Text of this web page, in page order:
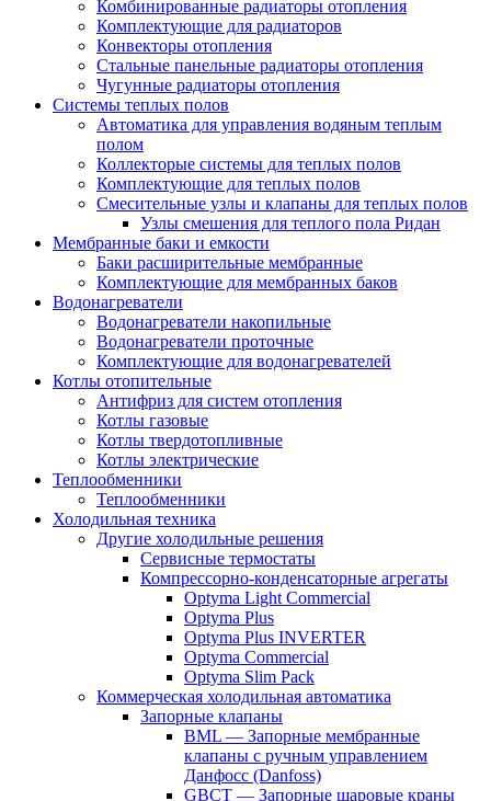
Комбинированные радиаторы отопления
Комплектующие для радиаторов
Конвекторы отопления
Стальные панельные радиаторы отопления
Чугунные радиаторы отопления
Системы теплых полов
Автоматика для управления водяным теплым
полом
Коллекторые системы для теплых полов
Комплектующие для теплых полов
Смесительные узлы и клапаны для теплых полов
Узлы смешения для теплого пола Ридан
Мембранные баки и емкости
Баки расширительные мембранные
Комплектующие для мембранных баков
Водонагреватели
Водонагреватели накопильные
Водонагреватели проточные
Комплектующие для водонагревателей
Котлы отопительные
Антифриз для систем отопления
Котлы газовые
Котлы твердотопливные
Котлы электрические
Теплообменники
Теплообменники
Холодильная техника
Другие холодильные решения
Сервисные термостаты
Компрессорно-конденсаторные агрегаты
Optyma Light Commercial
Optyma Plus
Optyma Plus INVERTER
Optyma Commercial
Optyma Slim Pack
Коммерческая холодильная автоматика
Запорные клапаны
BML — Запорные мембранные
клапаны с ручным управлением
Данфосс (Danfoss)
GBCT — Запорные шаровые краны